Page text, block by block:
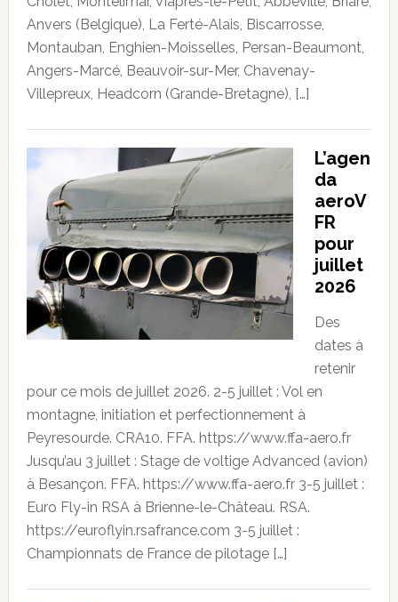
Anvers (Belgique), La Ferté-Alais, Biscarrosse,
Montauban, Enghien-Moisselles, Persan-Beaumont,
Angers-Marcé, Beauvoir-sur-Mer, Chavenay-
Villepreux, Headcorn (Grande-Bretagne), […]
L’agen
da
aeroV
FR
pour
juillet
2026
Des
dates à
retenir
pour ce mois de juillet 2026. 2-5 juillet : Vol en
montagne, initiation et perfectionnement à
Peyresourde. CRA10. FFA. https://www.ffa-aero.fr
Jusqu’au 3 juillet : Stage de voltige Advanced (avion)
à Besançon. FFA. https://www.ffa-aero.fr 3-5 juillet :
Euro Fly-in RSA à Brienne-le-Château. RSA.
https://euroflyin.rsafrance.com 3-5 juillet :
Championnats de France de pilotage […]